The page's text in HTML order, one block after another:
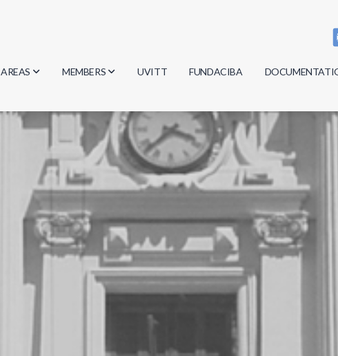
AREAS
Biology
Geosciences
Computer Science
Mathematics
Chemistry
MEMBERS
Researchers
Students
Graduates
UVITT FUNDACIBA
Minutes
Regulations
Documents